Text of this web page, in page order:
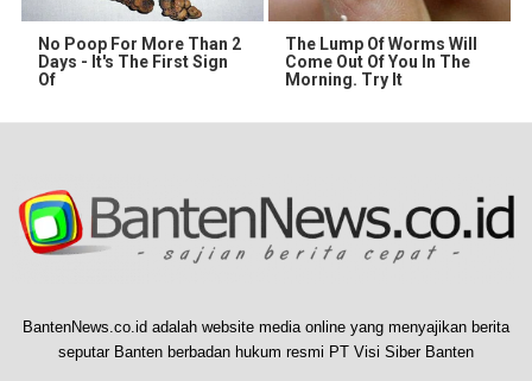
No Poop For More Than 2
Days - It's The First Sign
Of
The Lump Of Worms Will
Come Out Of You In The
Morning. Try It
BantenNews.co.id adalah website media online yang menyajikan berita
seputar Banten berbadan hukum resmi PT Visi Siber Banten